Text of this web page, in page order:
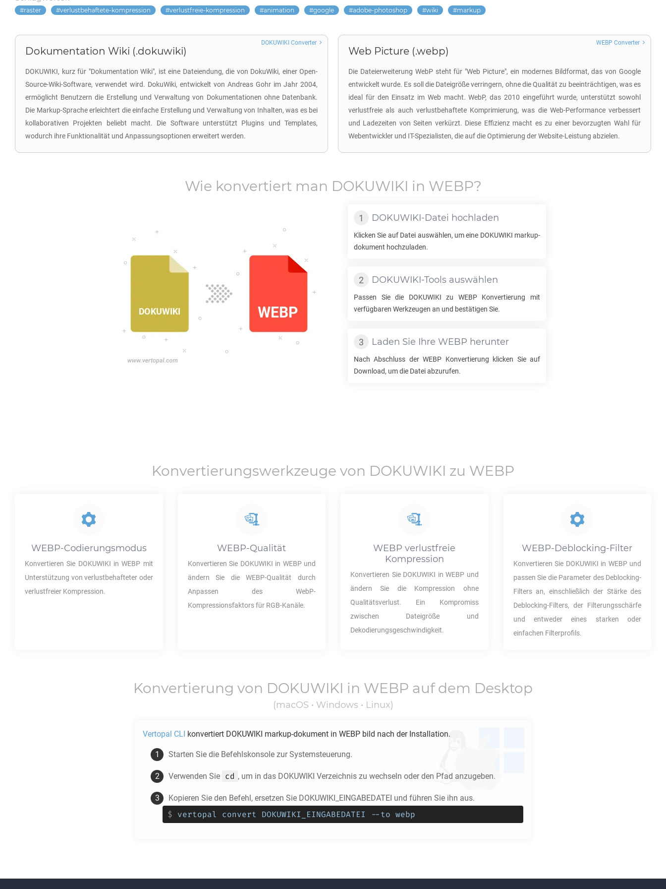
raster verlustbehaftete-kompression verlustfreie-kompression animation google adobe-photoshop wiki markup
Dokumentation Wiki (.dokuwiki)
DOKUWIKI, kurz für "Dokumentation Wiki", ist eine Dateiendung, die von DokuWiki, einer Open-
Source-Wiki-Software, verwendet wird. DokuWiki, entwickelt von Andreas Gohr im Jahr 2004,
ermöglicht Benutzern die Erstellung und Verwaltung von Dokumentationen ohne Datenbank.
Die Markup-Sprache erleichtert die einfache Erstellung und Verwaltung von Inhalten, was es bei
kollaborativen Projekten beliebt macht. Die Software unterstützt Plugins und Templates,
wodurch ihre Funktionalität und Anpassungsoptionen erweitert werden.
DOKUWIKI Converter
Web Picture (.webp)
Die Dateierweiterung WebP steht für "Web Picture", ein modernes Bildformat, das von Google
entwickelt wurde. Es soll die Dateigröße verringern, ohne die Qualität zu beeinträchtigen, was es
ideal für den Einsatz im Web macht. WebP, das 2010 eingeführt wurde, unterstützt sowohl
verlustfreie als auch verlustbehaftete Komprimierung, was die Web-Performance verbessert
und Ladezeiten von Seiten verkürzt. Diese Effizienz macht es zu einer bevorzugten Wahl für
Webentwickler und IT-Spezialisten, die auf die Optimierung der Website-Leistung abzielen.
WEBP Converter
Wie konvertiert man DOKUWIKI in WEBP?
DOKUWIKI-Datei hochladen
Klicken Sie auf Datei auswählen, um eine DOKUWIKI markup-
dokument hochzuladen.
DOKUWIKI-Tools auswählen
Passen Sie die DOKUWIKI zu WEBPKonvertierung mit
verfügbaren Werkzeugen an und bestätigen Sie.
Laden Sie Ihre WEBP herunter
Nach Abschluss derWEBP Konvertierung klicken Sie auf
Download, um die Datei abzurufen.
Konvertierungswerkzeuge von DOKUWIKI zu WEBP
WEBP-Codierungsmodus
Konvertieren Sie DOKUWIKI inWEBP mit
Unterstützung von verlustbehafteter oder
verlustfreier Kompression.
WEBP-Qualität
Konvertieren Sie DOKUWIKI in WEBPund
ändern Sie dieWEBP-Qualität durch
Anpassen des WebP-
Kompressionsfaktors für RGB-Kanäle.
WEBP verlustfreie
Kompression
Konvertieren Sie DOKUWIKI in WEBP und
ändern Sie die Kompression ohne
Qualitätsverlust. Ein Kompromiss
zwischen Dateigröße und
Dekodierungsgeschwindigkeit.
WEBP-Deblocking-Filter
Konvertieren Sie DOKUWIKI in WEBPund
passen Sie die Parameter des Deblocking-
Filters an, einschließlich der Stärke des
Deblocking-Filters, der Filterungsschärfe
und entweder eines starken oder
einfachen Filterprofils.
Konvertierung von DOKUWIKI in WEBP auf dem Desktop
(macOS • Windows • Linux)
Vertopal CLI konvertiert DOKUWIKI markup-dokument in WEBP bild nach der Installation.
Starten Sie die Befehlskonsole zur Systemsteuerung.
Verwenden Sie cd , um in das DOKUWIKI Verzeichnis zu wechseln oder den Pfad anzugeben.
Kopieren Sie den Befehl, ersetzen Sie DOKUWIKI_EINGABEDATEI und führen Sie ihn aus.
$ vertopal convert DOKUWIKI_EINGABEDATEI --to webp